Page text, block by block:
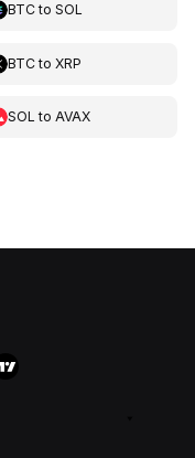
BTCto SOL
BTCto XRP
SOL to AVAX